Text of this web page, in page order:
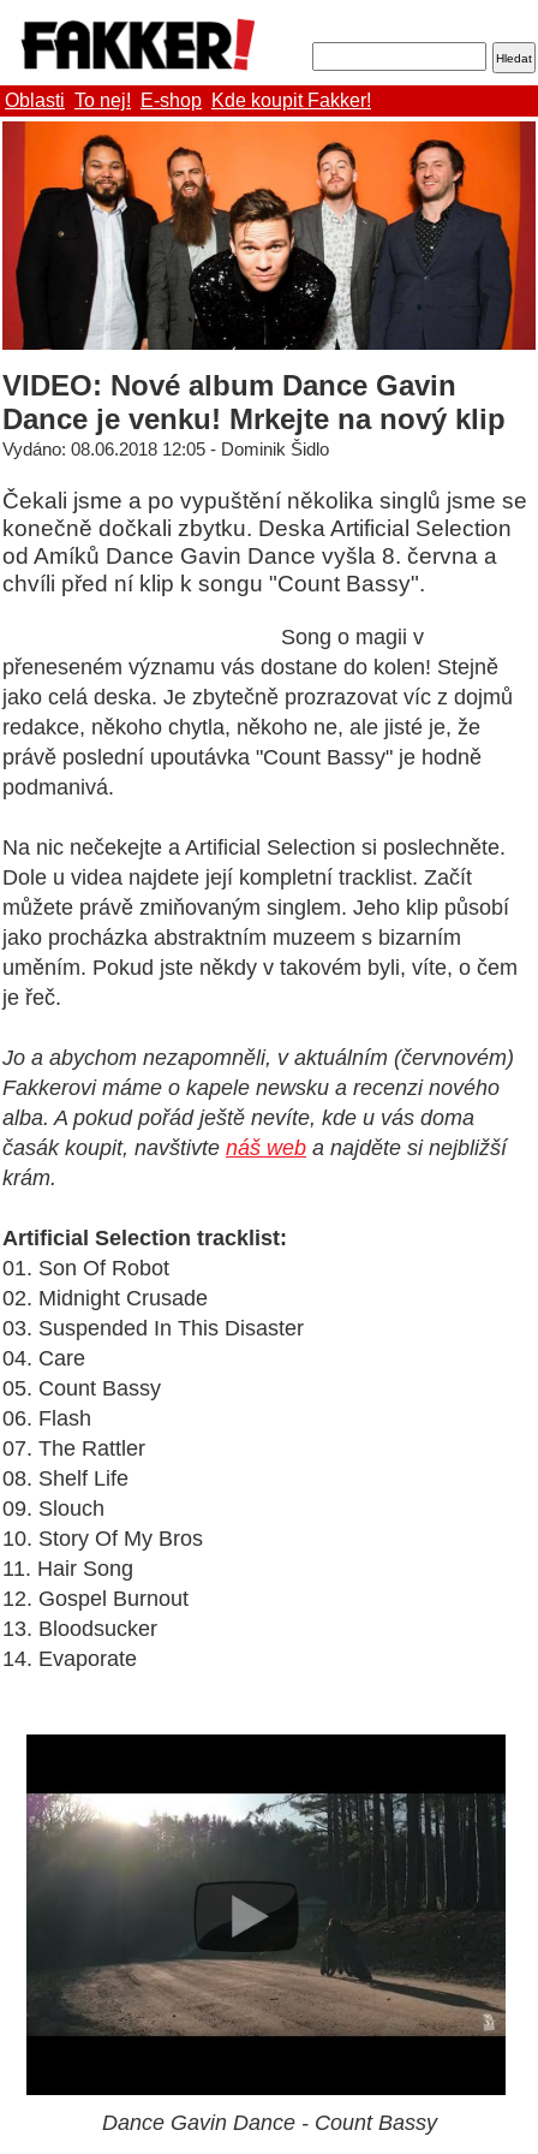
Oblasti To nej! E-shop Kde koupit Fakker!
VIDEO: Nové album Dance Gavin
Dance je venku! Mrkejte na nový klip
Vydáno: 08.06.2018 12:05 - Dominik Šidlo
Čekali jsme a po vypuštění několika singlů jsme se
konečně dočkali zbytku. Deska Artificial Selection
od Amíků Dance Gavin Dance vyšla 8. června a
chvíli před ní klip k songu "Count Bassy".
Song o magii v
přeneseném významu vás dostane do kolen! Stejně
jako celá deska. Je zbytečně prozrazovat víc z dojmů
redakce, někoho chytla, někoho ne, ale jisté je, že
právě poslední upoutávka "Count Bassy" je hodně
podmanivá.
Na nic nečekejte a Artificial Selection si poslechněte.
Dole u videa najdete její kompletní tracklist. Začít
můžete právě zmiňovaným singlem. Jeho klip působí
jako procházka abstraktním muzeem s bizarním
uměním. Pokud jste někdy v takovém byli, víte, o čem
je řeč.
Jo a abychom nezapomněli, v aktuálním (červnovém)
Fakkerovi máme o kapele newsku a recenzi nového
alba. A pokud pořád ještě nevíte, kde u vás doma
časák koupit, navštivte náš web a najděte si nejbližší
krám.
Artificial Selection tracklist:
01. Son Of Robot
02. Midnight Crusade
03. Suspended In This Disaster
04. Care
05. Count Bassy
06. Flash
07. The Rattler
08. Shelf Life
09. Slouch
10. Story Of My Bros
11. Hair Song
12. Gospel Burnout
13. Bloodsucker
14. Evaporate
Dance Gavin Dance - Count Bassy